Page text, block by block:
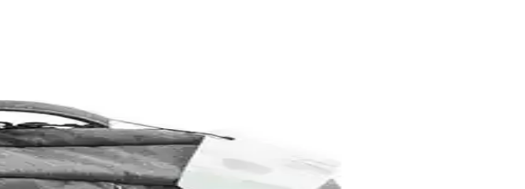
kullanım kolaylığı ve kullanıcı yorumları detaylı şekilde incelenerek en uygun seçimi yapmanıza
Kolaylığı
her ihtiyaca uygun modeller hakkında detaylı bilgi edinin.